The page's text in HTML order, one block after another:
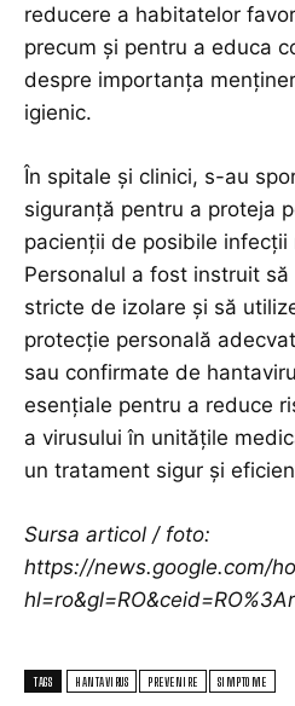
reducere a habitatelor
precum și pentru a educa
despre importanța
igienic.
În spitale și clinici, s-au
siguranță pentru a proteja
pacienții de posibile infecții
Personalul a fost instruit
stricte de izolare și să
protecție personală
sau confirmate de
esențiale pentru a reduce
a virusului în unitățile
un tratament sigur și
Sursa articol / foto:
https://news.google.com/
TAGS HANTAVIRUS PREVENIRE SIMPTOME